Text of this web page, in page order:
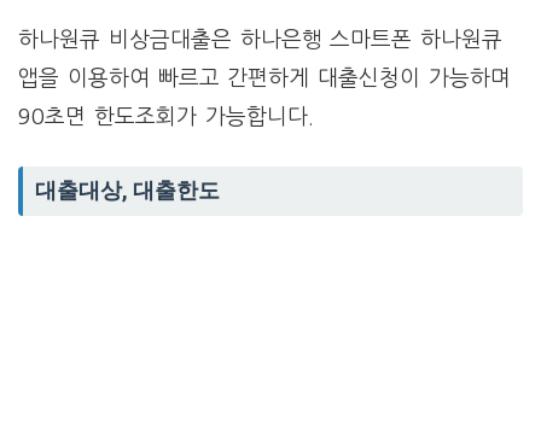
하나원큐 비상금대출은 하나은행 스마트폰 하나원큐
앱을 이용하여 빠르고 간편하게 대출신청이 가능하며
90초면 한도조회가 가능합니다.
대출대상, 대출한도